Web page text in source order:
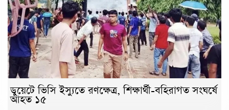
ডুয়েটে ভিসি ইস্যুতে রণক্ষেত্র, শিক্ষার্থী-বহিরাগত সংঘর্ষে
আহত ১৫